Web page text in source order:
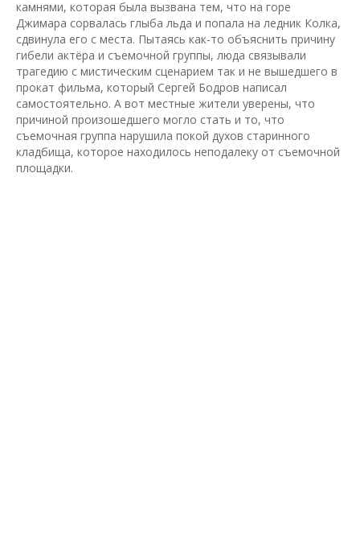
камнями, которая была вызвана тем, что на горе
Джимара сорвалась глыба льда и попала на ледник Колка,
сдвинула его с места. Пытаясь как-то объяснить причину
гибели актёра и съемочной группы, люда связывали
трагедию с мистическим сценарием так и не вышедшего в
прокат фильма, который Сергей Бодров написал
самостоятельно. А вот местные жители уверены, что
причиной произошедшего могло стать и то, что
съемочная группа нарушила покой духов старинного
кладбища, которое находилось неподалеку от съемочной
площадки.